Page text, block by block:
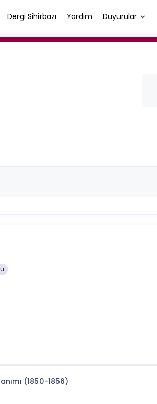
Dergi Sihirbazı Yardım Duyurular
(1850-1856)